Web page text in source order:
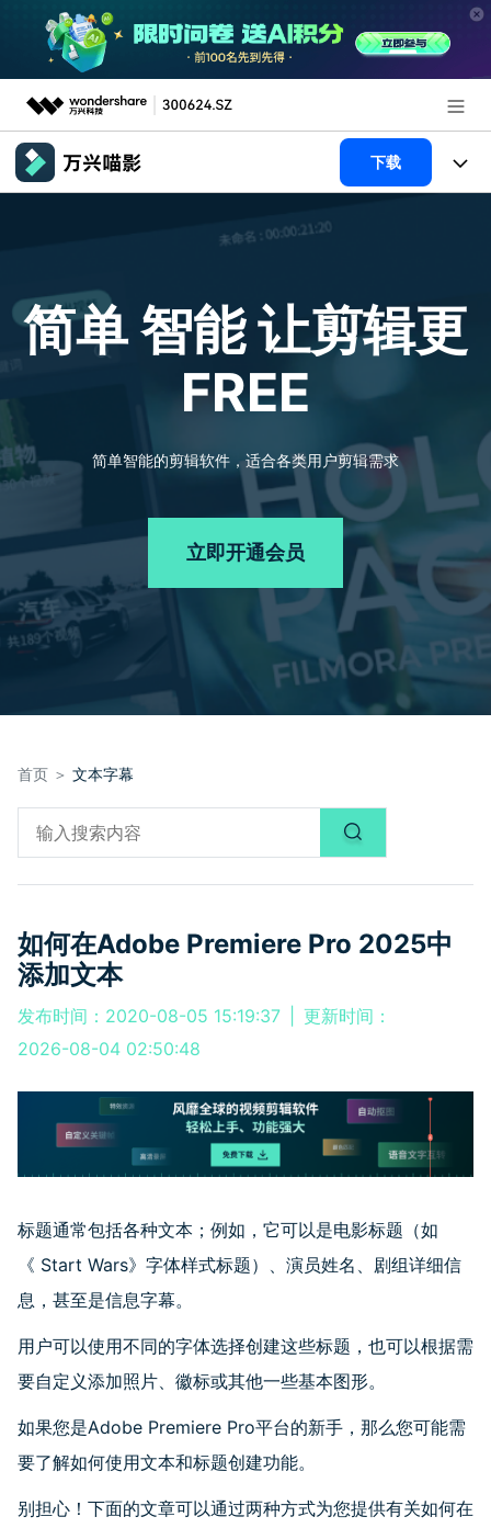
推荐产品
关于万兴
客服热线：4000-300624
下载
产品功能
视频/照片
AI 绘画
AI 视频续写
声音
文本
解决方案
专业创作人群
文章资讯
帮助中心
产品信息
立即购买
简单 智能让剪辑更
FREE
简单智能的剪辑软件，适合各类用户剪辑需求
立即开通会员
首页 ＞ 文本字幕
如何在Adobe Premiere Pro 2025中
添加文本
发布时间：2020-08-05 15:19:37
更新时间：
2026-08-04 02:50:48
标题通常包括各种文本；例如，它可以是电影标题（如
《 Start Wars》字体样式标题）、演员姓名、剧组详细信
息，甚至是信息字幕。
用户可以使用不同的字体选择创建这些标题，也可以根据需
要自定义添加照片、徽标或其他一些基本图形。
如果您是Adobe Premiere Pro平台的新手，那么您可能需
要了解如何使用文本和标题创建功能。
别担心！下面的文章可以通过两种方式为您提供有关如何在